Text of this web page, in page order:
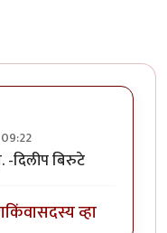
-दिलीप बिरुटे
किंवासदस्य व्हा